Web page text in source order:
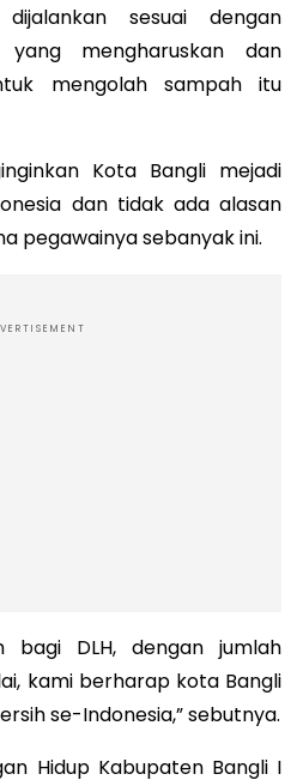
sesuai dengan
yang mengharuskan dan
mengolah sampah itu
Kota Bangli mejadi
dan tidak ada alasan
pegawainya sebanyak ini.
bagi DLH, dengan jumlah
kami berharap kota Bangli
se-Indonesia,” sebutnya.
Hidup Kabupaten Bangli I